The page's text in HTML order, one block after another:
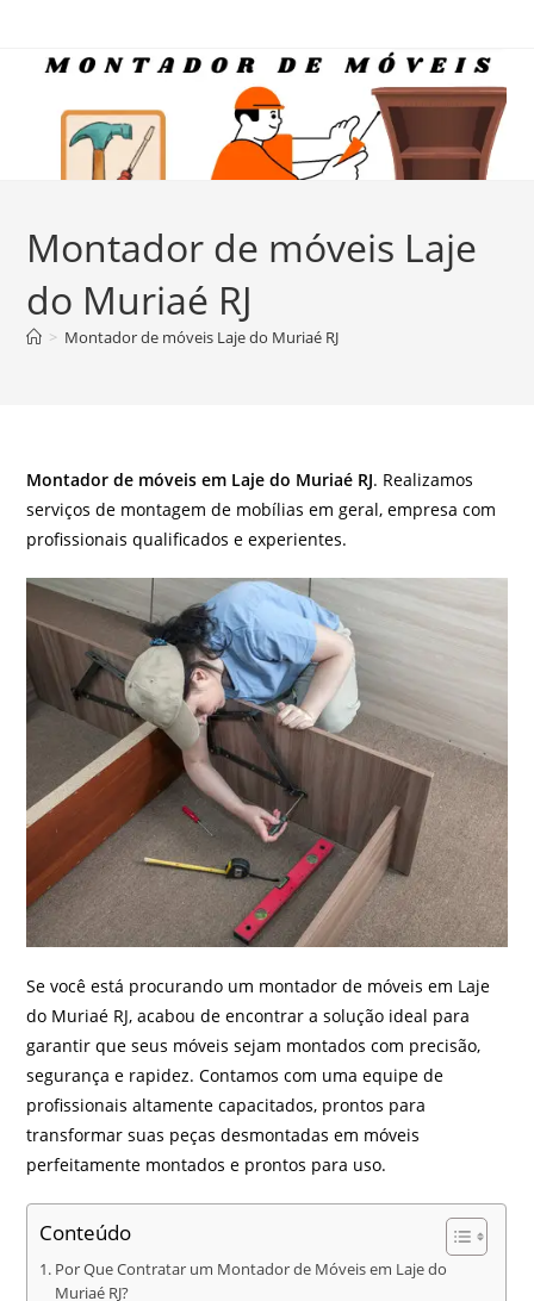
Montador de móveis Laje
do Muriaé RJ
> Montador de móveis Laje do Muriaé RJ
Montador de móveis em Laje do Muriaé RJ. Realizamos
serviços de montagem de mobílias em geral, empresa com
profissionais qualificados e experientes.
Se você está procurando um montador de móveis em Laje
do Muriaé RJ, acabou de encontrar a solução ideal para
garantir que seus móveis sejam montados com precisão,
segurança e rapidez. Contamos com uma equipe de
profissionais altamente capacitados, prontos para
transformar suas peças desmontadas em móveis
perfeitamente montados e prontos para uso.
Conteúdo
Por Que Contratar um Montador de Móveis em Laje do
Muriaé RJ?